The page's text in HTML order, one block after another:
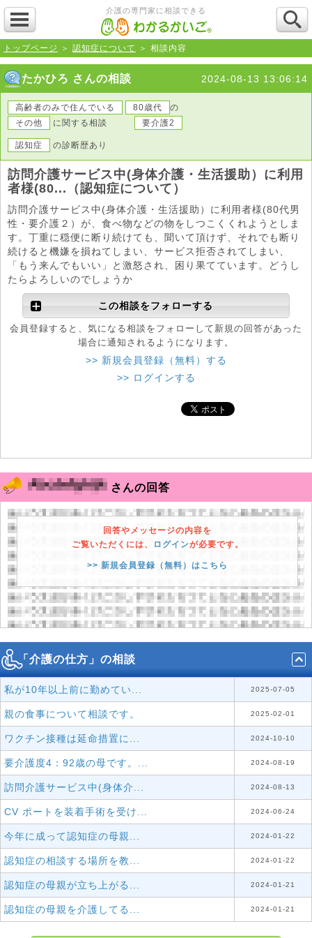
介護の専門家に相談できる
トップページ ＞ 認知症について ＞ 相談内容
たかひろ さんの相談 2024-08-13 13:06:14
高齢者のみで住んでいる 80歳代
の
その他
に関する相談 要介護2
認知症 の診断歴あり
訪問介護サービス中(身体介護・生活援助）に利用
者様(80...（認知症について）
訪問介護サービス中(身体介護・生活援助）に利用者様(80代男
性・要介護２）が、食べ物などの物をしつこくくれようとしま
す。丁重に穏便に断り続けても、聞いて頂けず、それでも断り
続けると機嫌を損ねてしまい、サービス拒否されてしまい、
「もう来んでもいい」と激怒され、困り果てています。どうし
たらよろしいのでしょうか
この相談をフォローする
会員登録すると、気になる相談をフォローして新規の回答があった
場合に通知されるようになります。
>> 新規会員登録（無料）する
>> ログインする
さんの回答
回答やメッセージの内容を
ご覧いただくには、
ログインが必要です。
>> 新規会員登録（無料）はこちら
「介護の仕方」の相談
私が10年以上前に勤めてい... 2025-07-05
親の食事について相談です。 2025-02-01
ワクチン接種は延命措置に... 2024-10-10
要介護度4：92歳の母です。... 2024-08-19
訪問介護サービス中(身体介... 2024-08-13
CV ポートを装着手術を受け... 2024-06-24
今年に成って認知症の母親... 2024-01-22
認知症の相談する場所を教... 2024-01-22
認知症の母親が立ち上がる... 2024-01-21
認知症の母親を介護してる... 2024-01-21